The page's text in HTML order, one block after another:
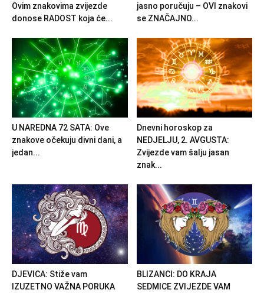
Ovim znakovima zvijezde
donose RADOST koja će...
jasno poručuju – OVI znakovi
se ZNAČAJNO...
U NAREDNA 72 SATA: Ove
znakove očekuju divni dani, a
jedan...
Dnevni horoskop za
NEDJELJU, 2. AVGUSTA:
Zvijezde vam šalju jasan
znak...
DJEVICA: Stiže vam
IZUZETNO VAŽNA PORUKA
BLIZANCI: DO KRAJA
SEDMICE ZVIJEZDE VAM